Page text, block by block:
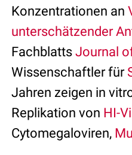
Konzentrationen an
unterschätzender
Fachblatts Journal
Wissenschaftler für
Jahren zeigen in
Replikation von HI-
Cytomegaloviren,